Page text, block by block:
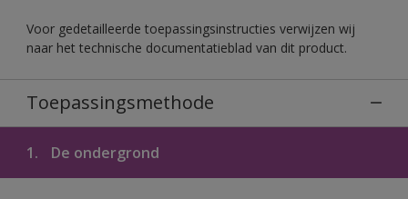
Voor gedetailleerde toepassingsinstructies verwijzen wij
naar het technische documentatieblad van dit product.
Toepassingsmethode
1. De ondergrond